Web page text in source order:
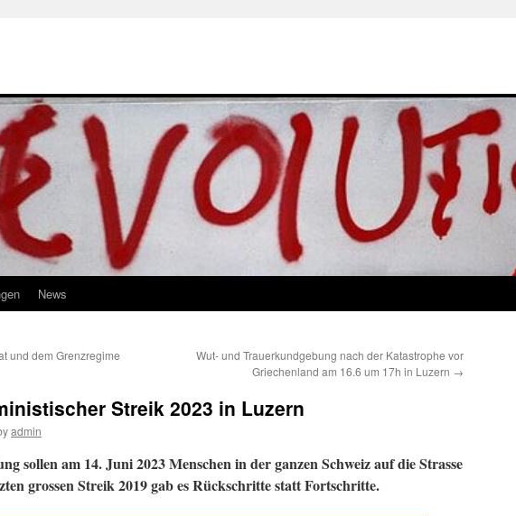
News
und dem Grenzregime
Wut- und Trauerkundgebung nach der Katastrophe vor
Griechenland am 16.6 um 17h in Luzern →
Streik 2023 in Luzern
admin
sollen am 14. Juni 2023 Menschen in der ganzen Schweiz auf die Strasse
grossen Streik 2019 gab es Rückschritte statt Fortschritte.